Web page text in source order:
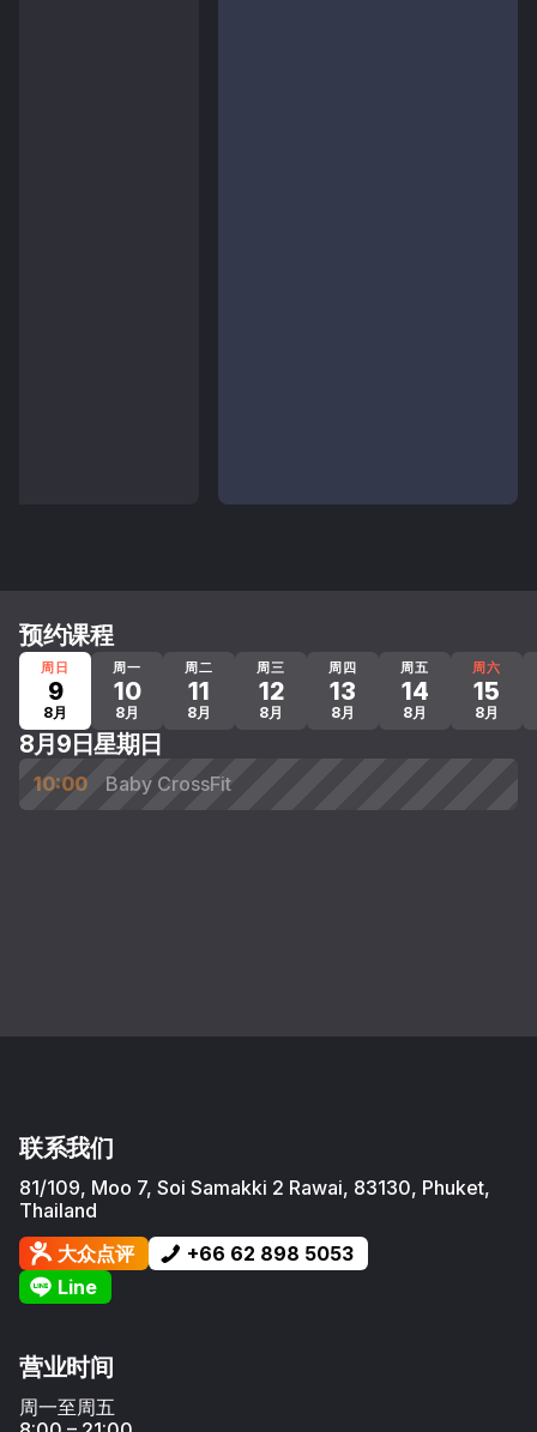
预约课程
周日
9
8月
周一
10
8月
周二
11
8月
周三
12
8月
周四
13
8月
周五
14
8月
周六
15
8月
8月9日星期日
10:00 Baby CrossFit
联系我们
81/109, Moo 7, Soi Samakki 2 Rawai, 83130, Phuket,
Thailand
大众点评
+66 62 898 5053
Line
营业时间
周一至周五